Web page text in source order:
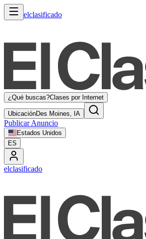
elclasificado
¿Qué buscas?Clases por Internet
UbicaciónDes Moines, IA
Publicar Anuncio
Estados Unidos
ES
elclasificado